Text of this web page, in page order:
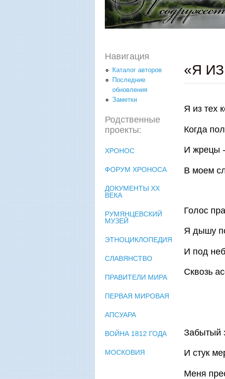
«Я
Я из тех
Когда
И жрецы
В моем
Голос
Я дышу
И под
Сквозь
Забытый
И стук
Меня
Навигация
Каталог авторов
Последние
обновления
Заметки
Родственные
проекты:
ХРОНОС
ФОРУМ ХРОНОСА
ДОКУМЕНТЫ XX
ВЕКА
РУМЯНЦЕВСКИЙ
МУЗЕЙ
ЭТНОЦИКЛОПЕДИЯ
СЛАВЯНСТВО
ПРАВИТЕЛИ МИРА
ПЕРВАЯ МИРОВАЯ
АПСУАРА
ВОЙНА 1812 ГОДА
МОСКОВИЯ